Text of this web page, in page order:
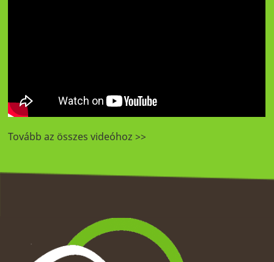
Tovább az összes videóhoz >>